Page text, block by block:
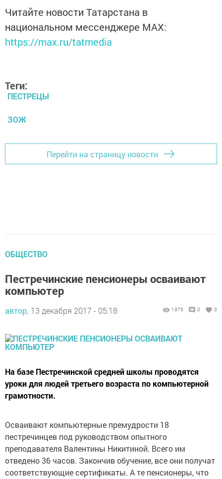
Читайте новости Татарстана в
национальном мессенджере MАХ:
https://max.ru/tatmedia
Теги:
ПЕСТРЕЦЫ
ЗОЖ
Перейти на страницу новости
ОБЩЕСТВО
Пестречинские пенсионеры осваивают
компьютер
автор, 13 декабря 2017 - 05:18 1373 0 0
На базе Пестречинской средней школы проводятся
уроки для людей третьего возраста по компьютерной
грамотности.
Осваивают компьютерные премудрости 18
пестречинцев под руководством опытного
преподавателя Валентины Никитиной. Всего им
отведено 36 часов. Закончив обучение, все они получат
соответствующие сертификаты. А те пенсионеры, что